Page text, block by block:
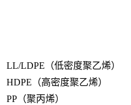
LL/LDPE（低密度聚乙烯）
HDPE（高密度聚乙烯）
PP（聚丙烯）